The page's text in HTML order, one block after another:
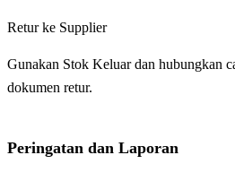
Retur ke Supplier
Gunakan Stok Keluar dan hubungkan
dokumen retur.
Peringatan dan Laporan